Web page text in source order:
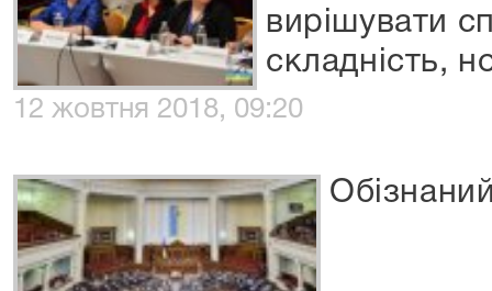
вирішувати
складність,
12 жовтня 2018, 09:20